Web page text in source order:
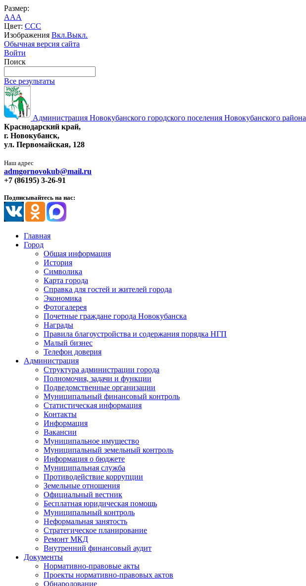
Размер:
AAA
Цвет: CCC
Изображения Вкл.Выкл.
Обычная версия сайта
Войти
Поиск
Все результаты
Администрация Новокубанского городского поселения Новокубанского района
Краснодарский край,
г. Новокубанск,
ул. Первомайская, 128
Наш адрес
admgornovokub@mail.ru
+7 (86195) 3-26-91
Подписывайтесь на нас:
Главная
Город
Общая информация
История
Символика
Карта города
Справка для гостей и жителей города
Экономика
Фотогалерея
Почетные граждане города Новокубанска
Награды
Правила благоустройства и содержания порядка НГП
Малый бизнес
Телефон доверия
Администрация
Структура администрации города
Полномочия, задачи и функции
Подведомственные организации
Муниципальный финансовый контроль
Статистическая информация
Контакты
Информация
Вакансии
Муниципальное имущество
Муниципальный земельный контроль
Информация о бюджете
Муниципальная служба
Противодействие коррупции
Земельные отношения
Официальный вестник
Бесплатная юридическая помощь
Муниципальный контроль
Неформальная занятость
Стратегическое планирование
Ремонт МКД
Внутренний финансовый аудит
Документы
Нормативно-правовые акты
Проекты нормативно-правовых актов
Обнародование